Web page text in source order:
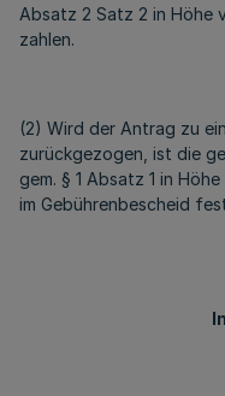
Absatz 2 Satz 2 in Höhe
zahlen.
(2) Wird der Antrag zu
zurückgezogen, ist die
gem. § 1 Absatz 1 in
im Gebührenbescheid